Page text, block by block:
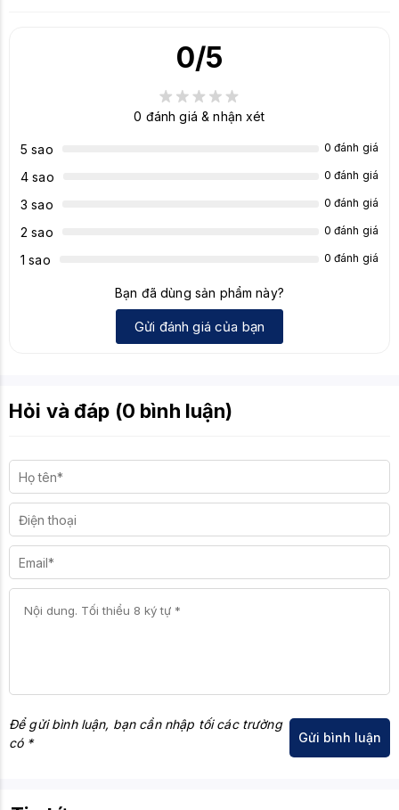
0/5
0 đánh giá & nhận xét
5 sao 0 đánh giá
4 sao 0 đánh giá
3 sao 0 đánh giá
2 sao 0 đánh giá
1 sao 0 đánh giá
Bạn đã dùng sản phẩm này?
Gửi đánh giá của bạn
Hỏi và đáp (0 bình luận)
Để gửi bình luận, bạn cần nhập tối các trường
có *